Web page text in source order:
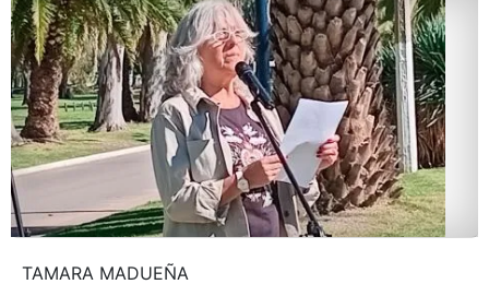
TAMARA MADUEÑA